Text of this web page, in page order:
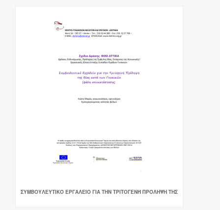
ΣΥΜΒΟΥΛΕΥΤΙΚΌ ΕΡΓΑΛΕΊΟ ΓΙΑ ΤΗΝ ΤΡΙΤΟΓΕΝΉ ΠΡΌΛΗΨΗ ΤΗΣ